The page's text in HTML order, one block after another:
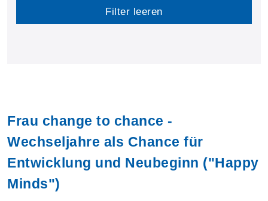
Filter leeren
Frau change to chance -
Wechseljahre als Chance für
Entwicklung und Neubeginn ("Happy
Minds")